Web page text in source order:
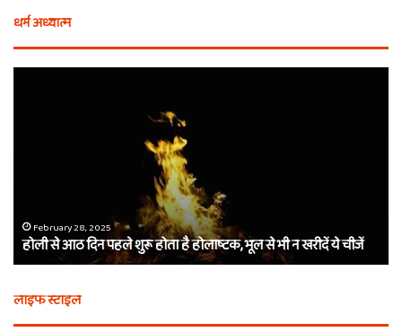
धर्म अध्यात्म
होलाष्टक,
भूल
से
न
खरीदें
February 28, 2025
होली से आठ दिन पहले शुरू होता है होलाष्टक, भूल से भी न खरीदें ये चीजें
लाइफ स्टाइल